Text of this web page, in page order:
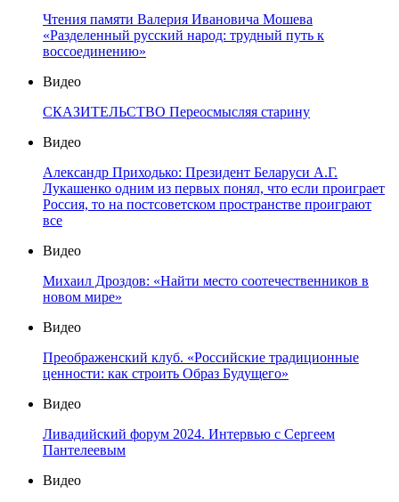
Чтения памяти Валерия Ивановича Мошева
«Разделенный русский народ: трудный путь к
воссоединению»
Видео
СКАЗИТЕЛЬСТВО Переосмысляя старину
Видео
Александр Приходько: Президент Беларуси А.Г.
Лукашенко одним из первых понял, что если проиграет
Россия, то на постсоветском пространстве проиграют
все
Видео
Михаил Дроздов: «Найти место соотечественников в
новом мире»
Видео
Преображенский клуб. «Российские традиционные
ценности: как строить Образ Будущего»
Видео
Ливадийский форум 2024. Интервью с Сергеем
Пантелеевым
Видео